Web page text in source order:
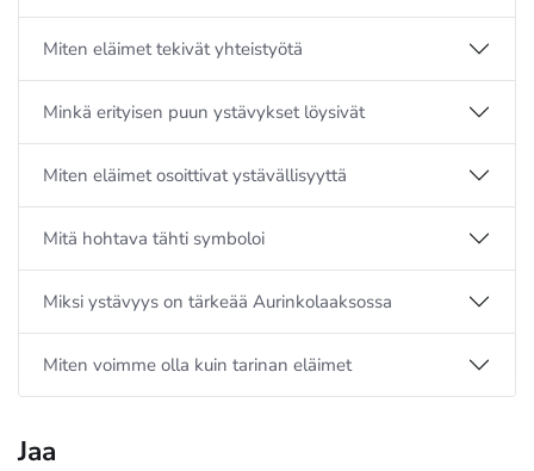
Miten eläimet tekivät yhteistyötä
Minkä erityisen puun ystävykset löysivät
Miten eläimet osoittivat ystävällisyyttä
Mitä hohtava tähti symboloi
Miksi ystävyys on tärkeää Aurinkolaaksossa
Miten voimme olla kuin tarinan eläimet
Jaa